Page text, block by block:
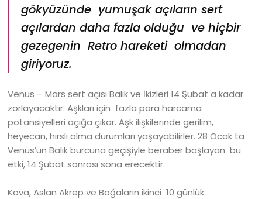
gökyüzünde yumuşak açıların sert
açılardan daha fazla olduğu ve hiçbir
gezegenin Retro hareketi olmadan
giriyoruz.
Venüs – Mars sert açısı Balık ve İkizleri 14 Şubat a kadar
zorlayacaktır. Aşkları için fazla para harcama
potansiyelleri açığa çıkar. Aşk ilişkilerinde gerilim,
heyecan, hırslı olma durumları yaşayabilirler. 28 Ocak ta
Venüs’ün Balık burcuna geçişiyle beraber başlayan bu
etki, 14 Şubat sonrası sona erecektir.
Kova, Aslan Akrep ve Boğaların ikinci 10 günlük